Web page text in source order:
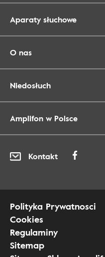
Aparaty słuchowe
O nas
Niedosłuch
Amplifon w Polsce
Kontakt
Polityka Prywatnosci
Cookies
Regulaminy
Sitemap